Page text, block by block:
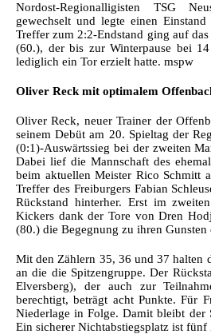
Nordost-Regionalligisten TSG
gewechselt und legte einen
Treffer zum 2:2-Endstand ging auf
(60.), der bis zur Winterpause bei
lediglich ein Tor erzielt hatte. mspw
Oliver Reck mit optimalem
Oliver Reck, neuer Trainer der
seinem Debüt am 20. Spieltag der
(0:1)-Auswärtssieg bei der zweiten
Dabei lief die Mannschaft des
beim aktuellen Meister Rico Schmitt
Treffer des Freiburgers Fabian
Rückstand hinterher. Erst im
Kickers dank der Tore von Dren
(80.) die Begegnung zu ihren Gunsten
Mit den Zählern 35, 36 und 37 halten
an die die Spitzengruppe. Der
Elversberg), der auch zur
berechtigt, beträgt acht Punkte. Für
Niederlage in Folge. Damit bleibt der
Ein sicherer Nichtabstiegsplatz ist fünf